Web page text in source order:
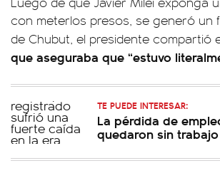
con meterlos presos, se generó
de Chubut, el presidente compartió
que aseguraba que “estuvo
TE PUEDE INTERESAR:
La pérdida de
quedaron sin trabajo